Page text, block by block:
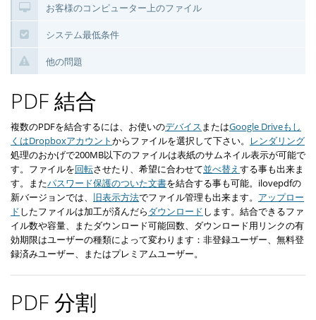
お客様のコンピューター上のファイル
システム最低条件
他の問題
PDF 結合
複数のPDFを結合するには、お使いのデバイスまたはGoogle Driveもし
くはDropboxアカウントからファイルを選択して下さい。
レンダリング
処理のおかげで200MB以下のファイルは表紙のサムネイル表示が可能で
す。ファイルを回転させたり、希望に合わせて並べ替え する事も出来ま
す。またパスワード保護のついた文書を結合する事も可能。ilovepdfの
新バージョンでは、 旧表示方法でファイル管理も出来ます。 アップロー
ドしたファイルは加工が済んだらダウンロードします。結合できるファ
イル数や容量、またダウンロード可能回数、ダウンロード用リンクの有
効期限はユーザーの種類によって変わります：非登録ユーザー、無料登
録済みユーザー、またはプレミアムユーザー。
PDF 分割